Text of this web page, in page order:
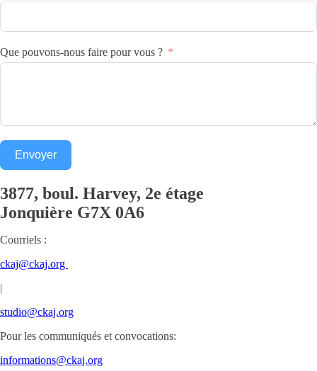
Que pouvons-nous faire pour vous ?
Envoyer
3877, boul. Harvey, 2e étage
Jonquière G7X 0A6
Courriels :
ckaj@ckaj.org
|
studio@ckaj.org
Pour les communiqués et convocations:
informations@ckaj.org